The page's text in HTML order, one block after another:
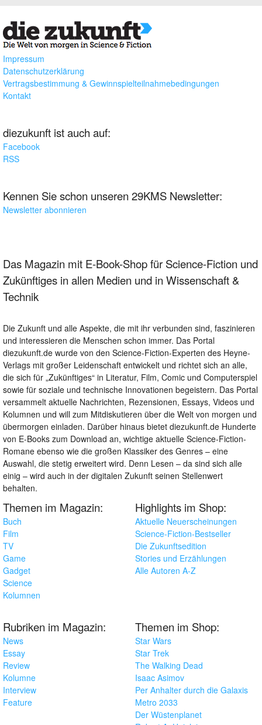
Impressum
Datenschutzerklärung
Vertragsbestimmung & Gewinnspielteilnahmebedingungen
Kontakt
diezukunft ist auch auf:
Facebook
RSS
Kennen Sie schon unseren 29KMS Newsletter:
Newsletter abonnieren
Das Magazin mit E-Book-Shop für Science-Fiction und
Zukünftiges in allen Medien und in Wissenschaft &
Technik
Die Zukunft und alle Aspekte, die mit ihr verbunden sind, faszinieren
und interessieren die Menschen schon immer. Das Portal
diezukunft.de wurde von den Science-Fiction-Experten des Heyne-
Verlags mit großer Leidenschaft entwickelt und richtet sich an alle,
die sich für „Zukünftiges“ in Literatur, Film, Comic und Computerspiel
sowie für soziale und technische Innovationen begeistern. Das Portal
versammelt aktuelle Nachrichten, Rezensionen, Essays, Videos und
Kolumnen und will zum Mitdiskutieren über die Welt von morgen und
übermorgen einladen. Darüber hinaus bietet diezukunft.de Hunderte
von E-Books zum Download an, wichtige aktuelle Science-Fiction-
Romane ebenso wie die großen Klassiker des Genres – eine
Auswahl, die stetig erweitert wird. Denn Lesen – da sind sich alle
einig – wird auch in der digitalen Zukunft seinen Stellenwert
behalten.
Themen im Magazin:
Buch
Film
TV
Game
Gadget
Science
Kolumnen
Highlights im Shop:
Aktuelle Neuerscheinungen
Science-Fiction-Bestseller
Die Zukunftsedition
Stories und Erzählungen
Alle Autoren A-Z
Rubriken im Magazin:
News
Essay
Review
Kolumne
Interview
Feature
Themen im Shop:
Star Wars
Star Trek
The Walking Dead
Isaac Asimov
Per Anhalter durch die Galaxis
Metro 2033
Der Wüstenplanet